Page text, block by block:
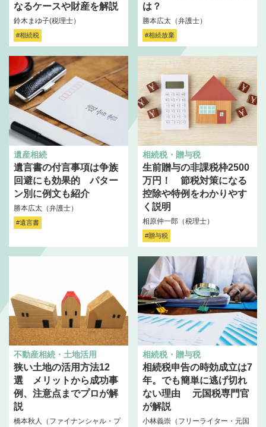
なるケースや財産を解説
鈴木まゆ子(税理士）
#相続税
は？
勝本広太（弁護士）
#相続放棄
遺産相続
遺言書の付言事項は争族
回避にも効果的 パター
ン別に例文も紹介
勝本広太（弁護士）
#遺言書
相続税・贈与税
生前贈与の非課税枠2500
万円！ 節税対策になる
控除や特例をわかりやす
く説明
相原仲一郎（税理士）
#贈与税
不動産相続・土地活用
狭い土地の活用方法12
選 メリットから成功事
例、注意点までプロが解
説
橋本秋人（ファイナンシャル・プ
相続税・贈与税
相続税申告の時効成立は7
年。でも簡単に逃げ切れ
ない理由 元国税専門官
が解説
小林義崇（フリーライター・元国